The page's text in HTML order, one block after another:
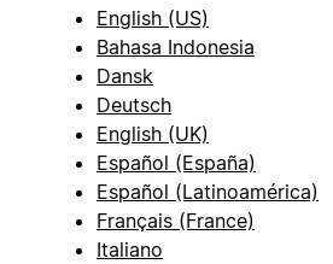
English (US)
Bahasa Indonesia
Dansk
Deutsch
English (UK)
Español (España)
Español (Latinoamérica)
Français (France)
Italiano